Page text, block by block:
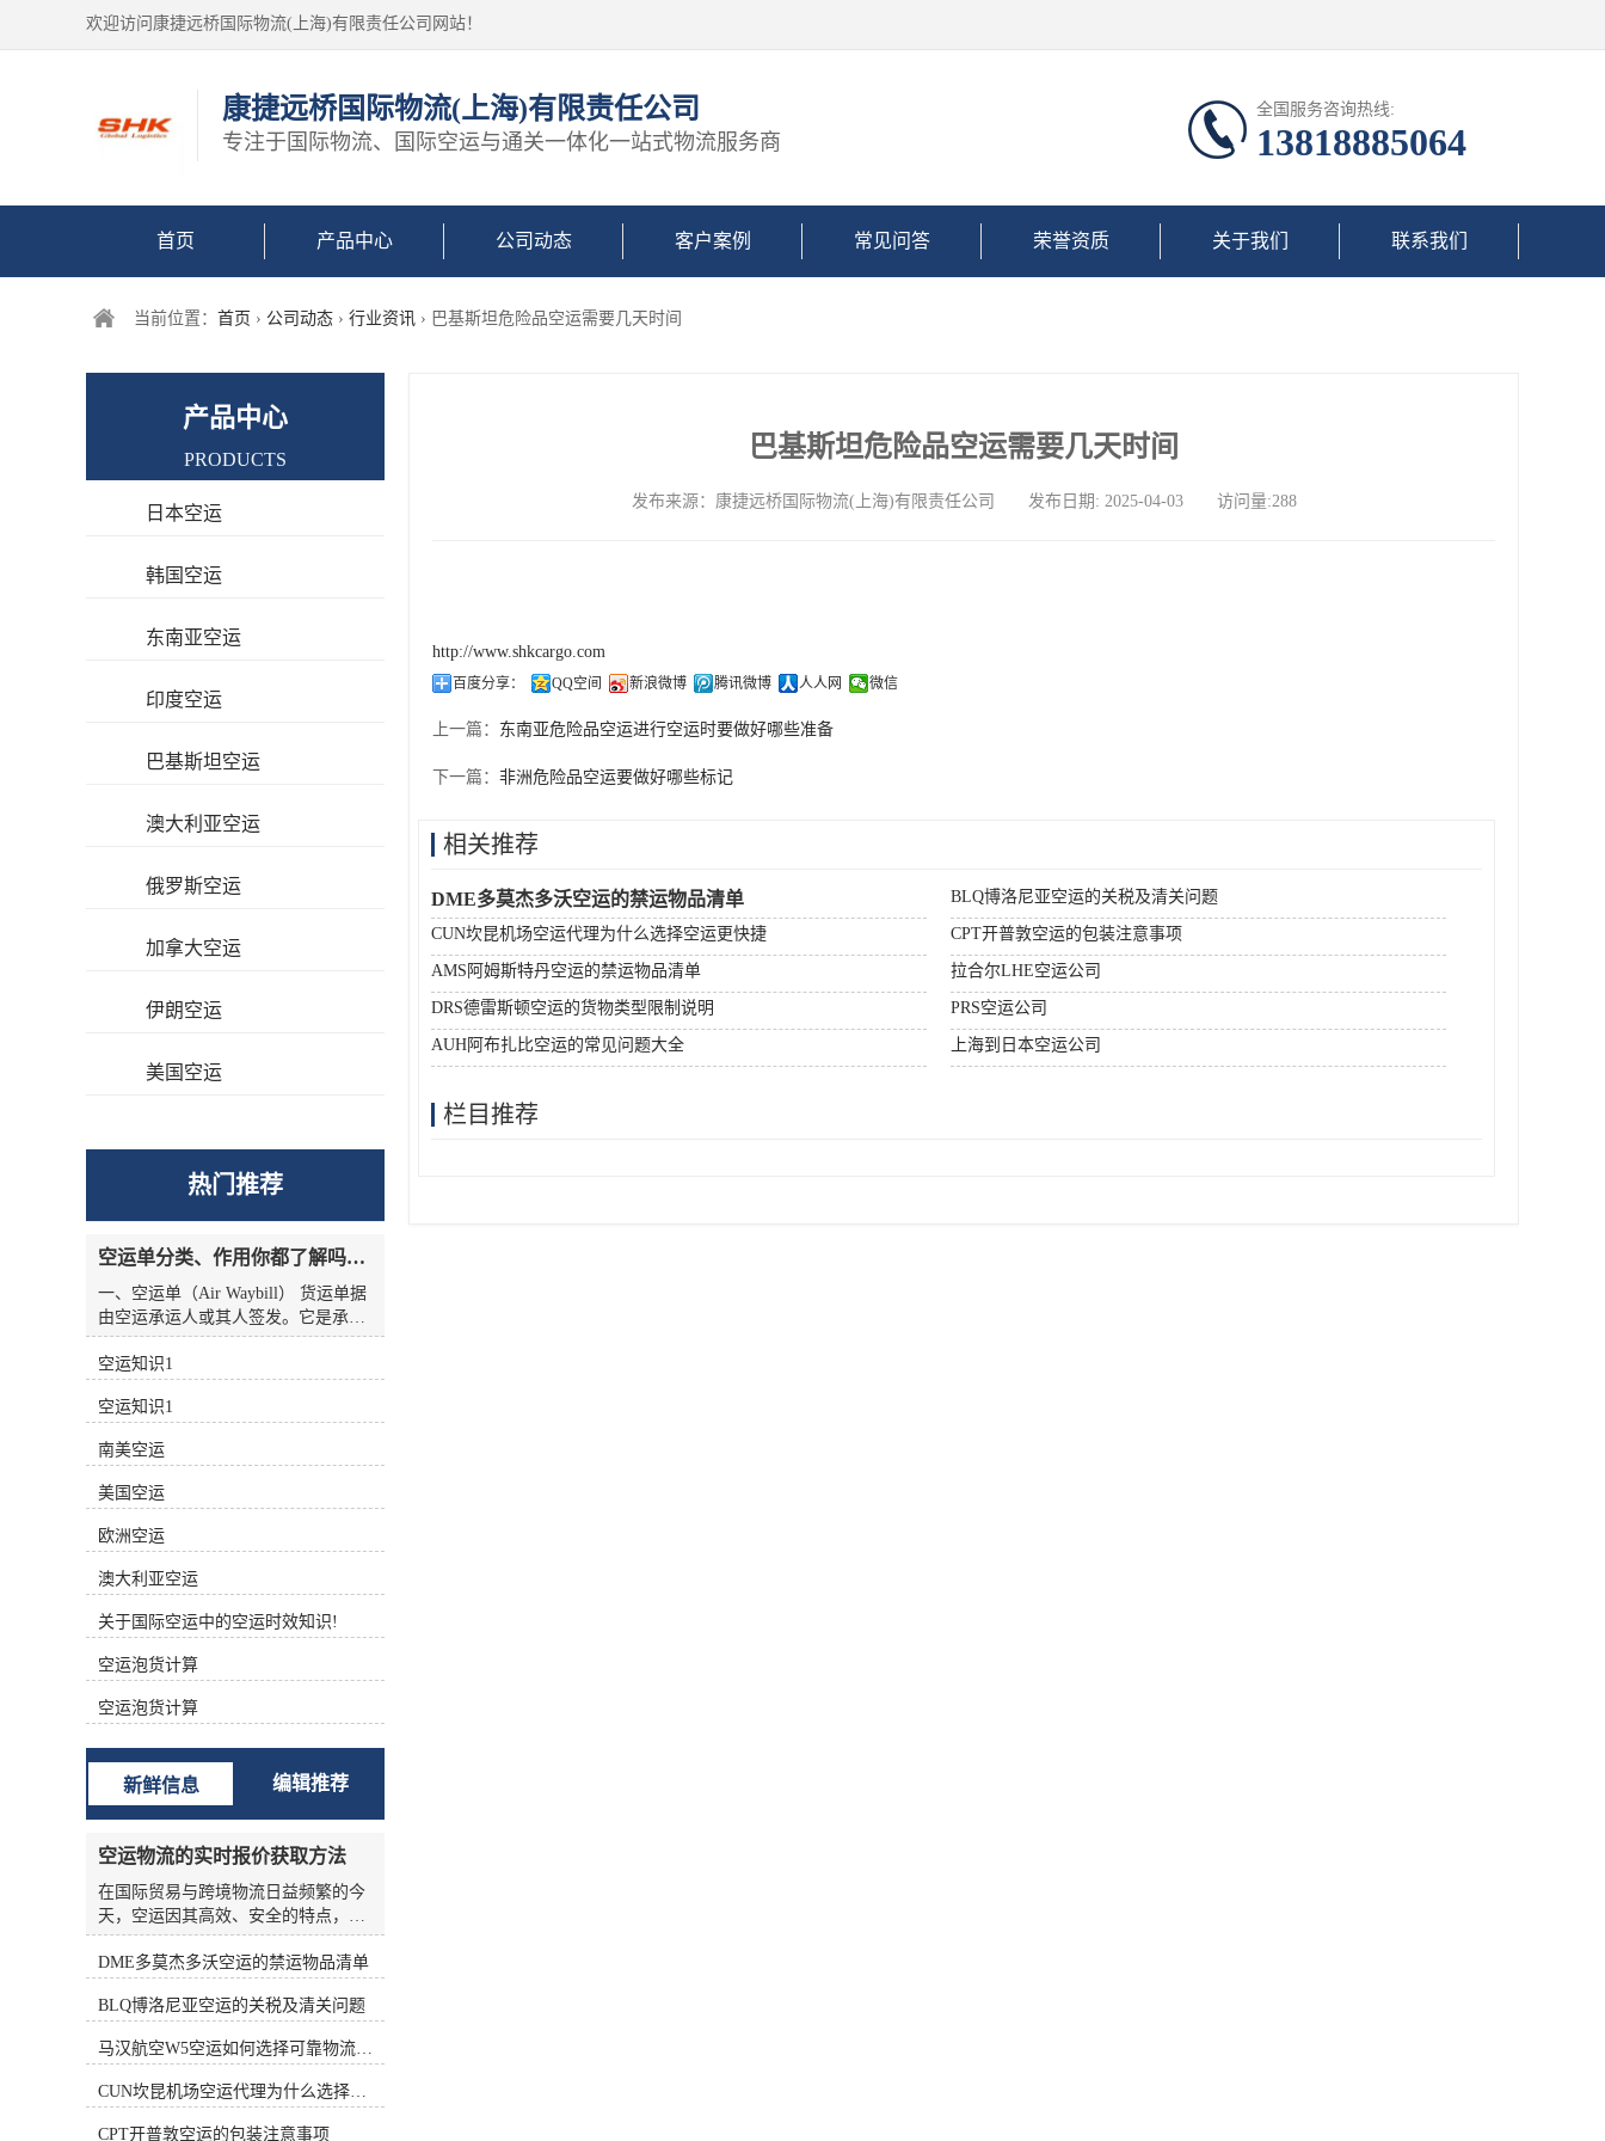
欢迎访问康捷远桥国际物流(上海)有限责任公司网站！
康捷远桥国际物流(上海)有限责任公司
专注于国际物流、国际空运与通关一体化一站式物流服务商
全国服务咨询热线:
13818885064
首页 产品中心 公司动态 客户案例 常见问答 荣誉资质 关于我们 联系我们
当前位置： 首页 › 公司动态 › 行业资讯 › 巴基斯坦危险品空运需要几天时间
巴基斯坦危险品空运需要几天时间
发布来源：康捷远桥国际物流(上海)有限责任公司 发布日期: 2025-04-03 访问量:288
http://www.shkcargo.com
百度分享： QQ空间 新浪微博 腾讯微博 人人网 微信
上一篇： 东南亚危险品空运进行空运时要做好哪些准备
下一篇： 非洲危险品空运要做好哪些标记
相关推荐
DME多莫杰多沃空运的禁运物品清单 BLQ博洛尼亚空运的关税及清关问题
CUN坎昆机场空运代理为什么选择空运更快捷 CPT开普敦空运的包装注意事项
AMS阿姆斯特丹空运的禁运物品清单 拉合尔LHE空运公司
DRS德雷斯顿空运的货物类型限制说明 PRS空运公司
AUH阿布扎比空运的常见问题大全 上海到日本空运公司
栏目推荐
产品中心
PRODUCTS
日本空运
韩国空运
东南亚空运
印度空运
巴基斯坦空运
澳大利亚空运
俄罗斯空运
加拿大空运
伊朗空运
美国空运
热门推荐
空运单分类、作用你都了解吗？空运单干货讲解
一、空运单（Air Waybill） 货运单据
由空运承运人或其人签发。它是承运
人收到货物的收据，也是托运人与承
运人之间的运输合同，但没有物权凭
二、航空货运单分类 1.按无承运人名
称分类 航空货运单有两种 (1)货运单
（Airline Air Waybill） 印有出票
（issue carrier）航空货运单的名称和
标志(航徽、代码等)。.这种空运单代
表的身份。 (2)中性货运单（Neutral
Air Waybill） 承运人名称和标志的货
运单未提前打印在运单上。这种空运
根据不同的功能进行分类 (1)航空主
运单（Master Air Waybill ，MAWB）
签发的航空运单称为主运单。 (2)航
空分运单（House Air Waybill ，
HAWB） 在办理集中托运业务时，向
发货人签发运单。三、航空货运单的
构成 中国国际航空货运单由一式十二
联组成，包括三联原件、六联副本和
三联额外副本。 如下表所示： 填写
航空货运单的责任 根据《华沙公
约》、《海牙议定书》和承运人的运
输条件，承运人的运输条件为托运人
准备航空货运单。 根据《华沙公约》
第六条第(1)款和第(5)款，航空货运单
由托运人填写。承运人按托运人要求
写。 这表明托运人应对货运单上填写
人对货运单上填写的内容不准确、不
完整造成的损失负责。 在航空货运业
务运营中，各承运的大量货物由其人
收运，部分特殊货物由直接收运。托
空运知识1
空运知识1
南美空运
美国空运
欧洲空运
澳大利亚空运
关于国际空运中的空运时效知识!
空运泡货计算
空运泡货计算
新鲜信息 编辑推荐
空运物流的实时报价获取方法
在国际贸易与跨境物流日益频繁的今
天，空运因其高效、安全的特点，成
为许多企业优先选择的运输方式。然
而，空运物流的报价并非一成不变，
货物种类等多种变量影响，价格波动
频繁。对于货主和物流从业者来说，
如何准确、高效地获取实时报价，是
控制成本、优化供应链的关键环节。
本文将从实际业务角度出发，系统梳
理空运物流实时报价的获取方法，帮
DME多莫杰多沃空运的禁运物品清单
BLQ博洛尼亚空运的关税及清关问题
马汉航空W5空运如何选择可靠物流公司
CUN坎昆机场空运代理为什么选择空运更快捷
CPT开普敦空运的包装注意事项